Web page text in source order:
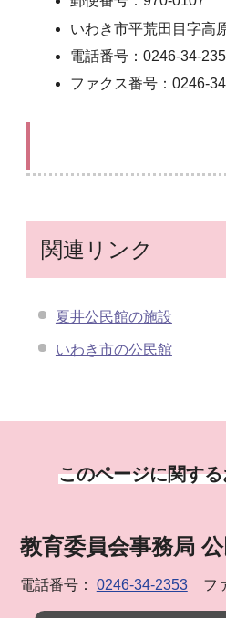
いわき市平荒田目字高
電話番号：0246-34-
ファクス番号：0246-
関連リンク
夏井公民館の施設
いわき市の公民館
このページに関す
教育委員会事務局
電話番号： 0246-34-2353 フ